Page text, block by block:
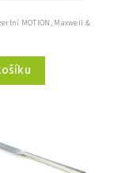
MOTION, Maxwell &